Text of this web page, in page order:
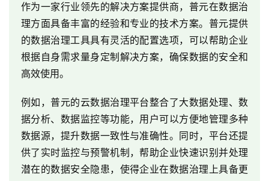
产
决
生
与
合
作为一家行业领先的解决方案提供商，普元在数据治
理方面具备丰富的经验和专业的技术方案。普元提供
的数据治理工具具有灵活的配置选项，可以帮助企业
根据自身需求量身定制解决方案，确保数据的安全和
高效使用。
例如，普元的云数据治理平台整合了大数据处理、数
据分析、数据监控等功能，用户可以方便地管理多种
数据源，提升数据一致性与准确性。同时，平台还提
供了实时监控与预警机制，帮助企业快速识别并处理
潜在的数据安全隐患，使得企业在数据治理上具备更